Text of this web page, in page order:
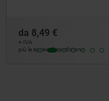
da18,11 €
+ IVA
più le spese di spedizione